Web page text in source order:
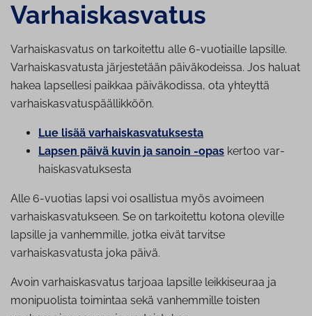
Var­hais­kas­va­tus
Varhaiskasvatus on tarkoitettu alle 6-vuotiaille lapsille.
Varhaiskasvatusta järjestetään päiväkodeissa. Jos haluat
hakea lapsellesi paikkaa päiväkodissa, ota yhteyttä
varhaiskasvatuspäällikköön.
Lue lisää var­hais­kas­va­tuk­ses­ta
Lapsen päivä kuvin ja sanoin -opas kertoo var­
hais­kas­va­tuk­ses­ta
Alle 6-vuotias lapsi voi osallistua myös avoimeen
varhaiskasvatukseen. Se on tarkoitettu kotona oleville
lapsille ja vanhemmille, jotka eivät tarvitse
varhaiskasvatusta joka päivä.
Avoin varhaiskasvatus tarjoaa lapsille leikkiseuraa ja
monipuolista toimintaa sekä vanhemmille toisten